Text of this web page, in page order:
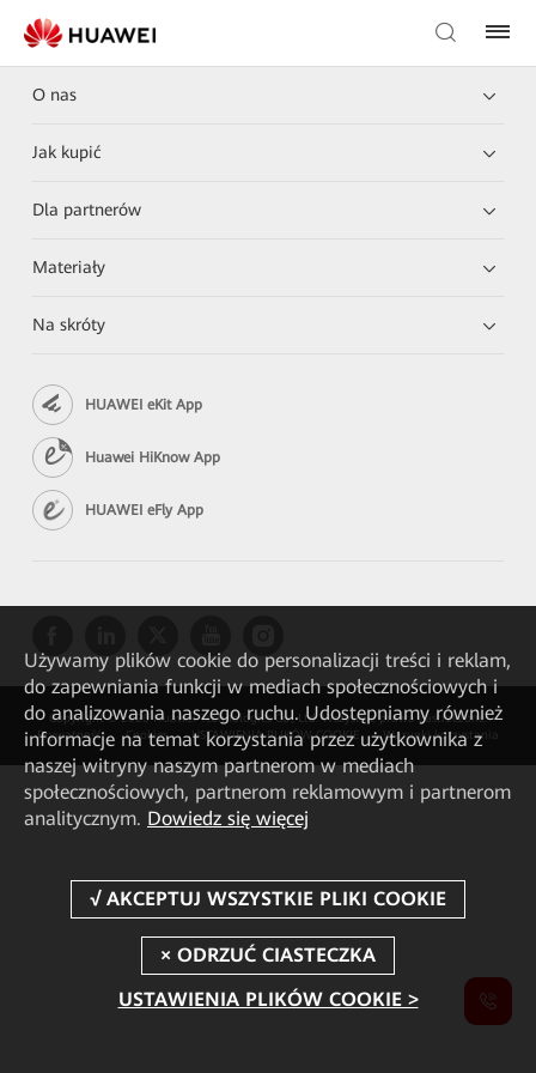
O nas
Jak kupić
Dla partnerów
Materiały
Na skróty
HUAWEI eKit App
Huawei HiKnow App
HUAWEI eFly App
Copyright © 2026 Huawei Technologies Co., Ltd. Wszystkie prawa zastrzeżone.
Prywatność
Cookies USTAWIENIA PLIKÓW COOKIE Warunki korzystania
Używamy plików cookie do personalizacji treści i reklam,
do zapewniania funkcji w mediach społecznościowych i
do analizowania naszego ruchu. Udostępniamy również
informacje na temat korzystania przez użytkownika z
naszej witryny naszym partnerom w mediach
społecznościowych, partnerom reklamowym i partnerom
analitycznym. Dowiedz się więcej
USTAWIENIA PLIKÓW COOKIE >